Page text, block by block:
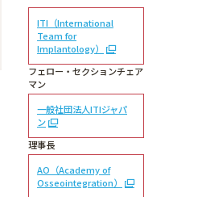
ITI（International
Team for
Implantology）
フェロー・セクションチェア
マン
一般社団法人ITIジャパ
ン
理事長
AO（Academy of
Osseointegration）